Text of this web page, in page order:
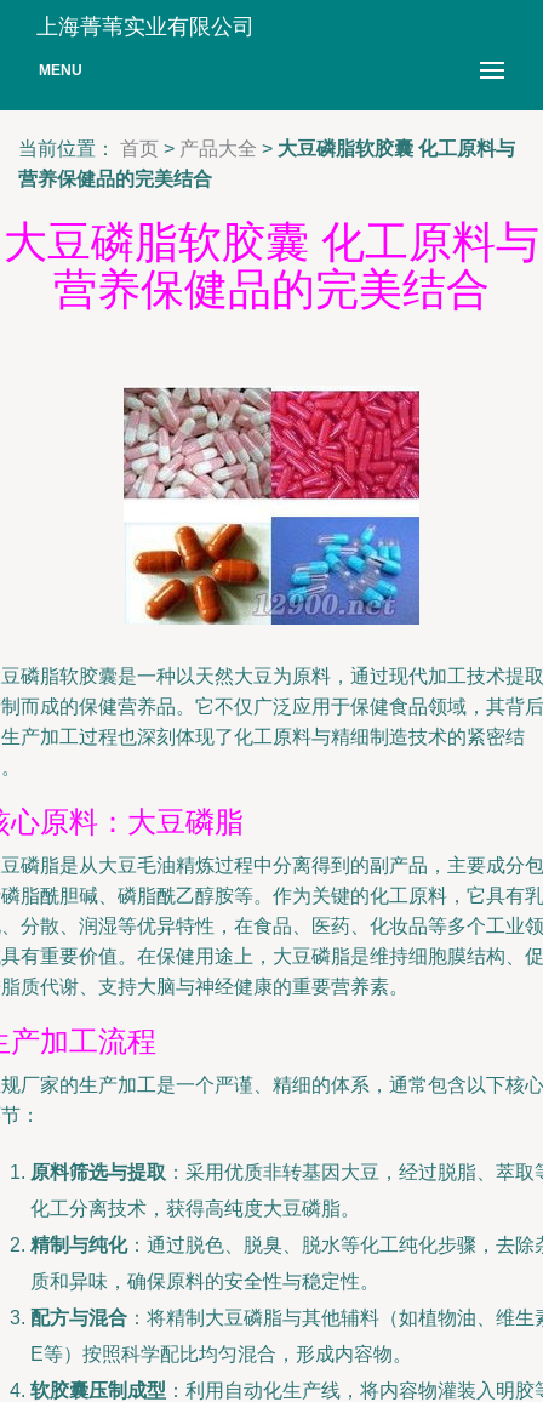
上海菁苇实业有限公司
MENU
当前位置： 首页 > 产品大全 > 大豆磷脂软胶囊 化工原料与
营养保健品的完美结合
大豆磷脂软胶囊 化工原料与
营养保健品的完美结合
磷脂软胶囊是一种以天然大豆为原料，通过现代加工技术提取
而成的保健营养品。它不仅广泛应用于保健食品领域，其背后
产加工过程也深刻体现了化工原料与精细制造技术的紧密结
心原料：大豆磷脂
磷脂是从大豆毛油精炼过程中分离得到的副产品，主要成分包
脂酰胆碱、磷脂酰乙醇胺等。作为关键的化工原料，它具有乳
分散、润湿等优异特性，在食品、医药、化妆品等多个工业领
有重要价值。在保健用途上，大豆磷脂是维持细胞膜结构、促
质代谢、支持大脑与神经健康的重要营养素。
产加工流程
厂家的生产加工是一个严谨、精细的体系，通常包含以下核心
：
原料筛选与提取 ：采用优质非转基因大豆，经过脱脂、萃取
化工分离技术，获得高纯度大豆磷脂。
精制与纯化：通过脱色、脱臭、脱水等化工纯化步骤，去除
质和异味，确保原料的安全性与稳定性。
配方与混合 ：将精制大豆磷脂与其他辅料（如植物油、维生
E等）按照科学配比均匀混合，形成内容物。
软胶囊压制成型 ：利用自动化生产线，将内容物灌装入明胶